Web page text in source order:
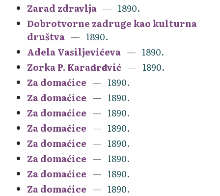
Zarad zdravlja
1890.
Dobrotvorne zadruge kao kulturna
društva
1890.
Adela Vasiljevićeva
1890.
Zorka P. Karađorđević
1890.
Za domaćice
1890.
Za domaćice
1890.
Za domaćice
1890.
Za domaćice
1890.
Za domaćice
1890.
Za domaćice
1890.
Za domaćice
1890.
Za domaćice
1890.